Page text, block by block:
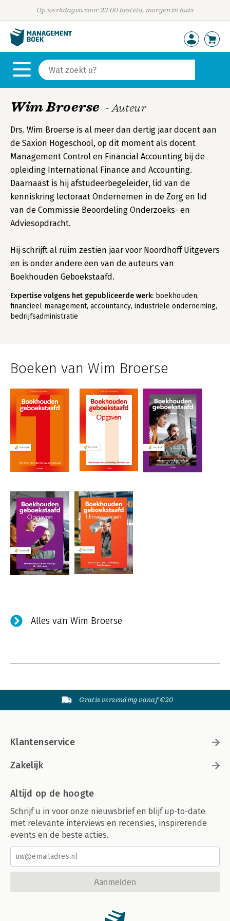
Op werkdagen voor 23:00 besteld, morgen in huis
Wim Broerse - Auteur
Drs. Wim Broerse is al meer dan dertig jaar docent aan
de Saxion Hogeschool, op dit moment als docent
Management Control en Financial Accounting bij de
opleiding International Finance and Accounting.
Daarnaast is hij afstudeerbegeleider, lid van de
kenniskring lectoraat Ondernemen in de Zorg en lid
van de Commissie Beoordeling Onderzoeks- en
Adviesopdracht.
Hij schrijft al ruim zestien jaar voor Noordhoff Uitgevers
en is onder andere een van de auteurs van
Boekhouden Geboekstaafd.
Expertise volgens het gepubliceerde werk: boekhouden,
financieel management, accountancy, industriële onderneming,
bedrijfsadministratie
Boeken van Wim Broerse
Alles van Wim Broerse
Gratis verzending vanaf €20
Klantenservice
Zakelijk
Altijd op de hoogte
Schrijf u in voor onze nieuwsbrief en blijf up-to-date
met relevante interviews en recensies, inspirerende
events en de beste acties.
Aanmelden